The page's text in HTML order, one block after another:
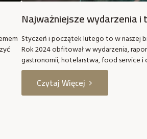
Najważniejsze wydarzenia
Styczeń i początek lutego to w naszej
Rok 2024 obfitował w wydarzenia,
gastronomii, hotelarstwa, food service i
Czytaj Więcej